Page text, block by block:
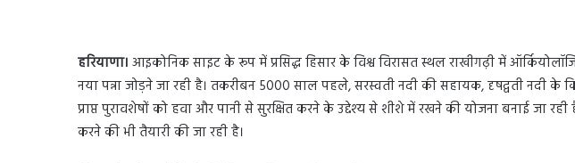
हरियाणा। आइकोनिक साइट के रूप में प्रसिद्ध हिसार के विश्व विरासत स्थल राखीगढ़ी में
नया पन्ना जोड़ने जा रही है। तकरीबन 5000 साल पहले, सरस्वती नदी की सहायक, दृषद्वती नदी के
प्राप्त पुरावशेषों को हवा और पानी से सुरक्षित करने के उद्देश्य से शीशे में रखने की योजना बनाई जा रही
करने की भी तैयारी की जा रही है।